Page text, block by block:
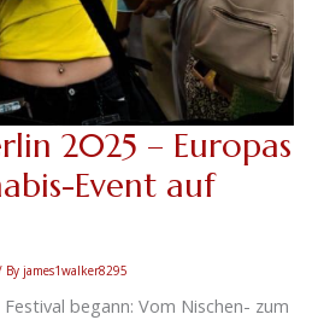
2025 – Europas
Event auf
By james1walker8295
begann: Vom Nischen- zum